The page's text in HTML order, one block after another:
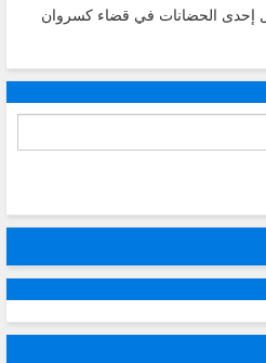
إحدى الحضانات في قضاء كسروان